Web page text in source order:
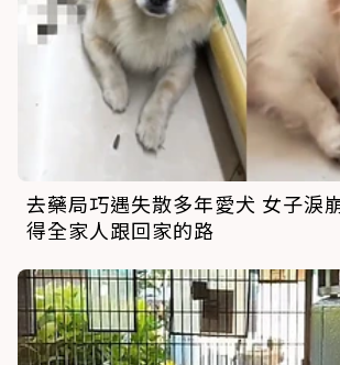
去藥局巧遇失散多年愛犬 女子淚
得全家人跟回家的路